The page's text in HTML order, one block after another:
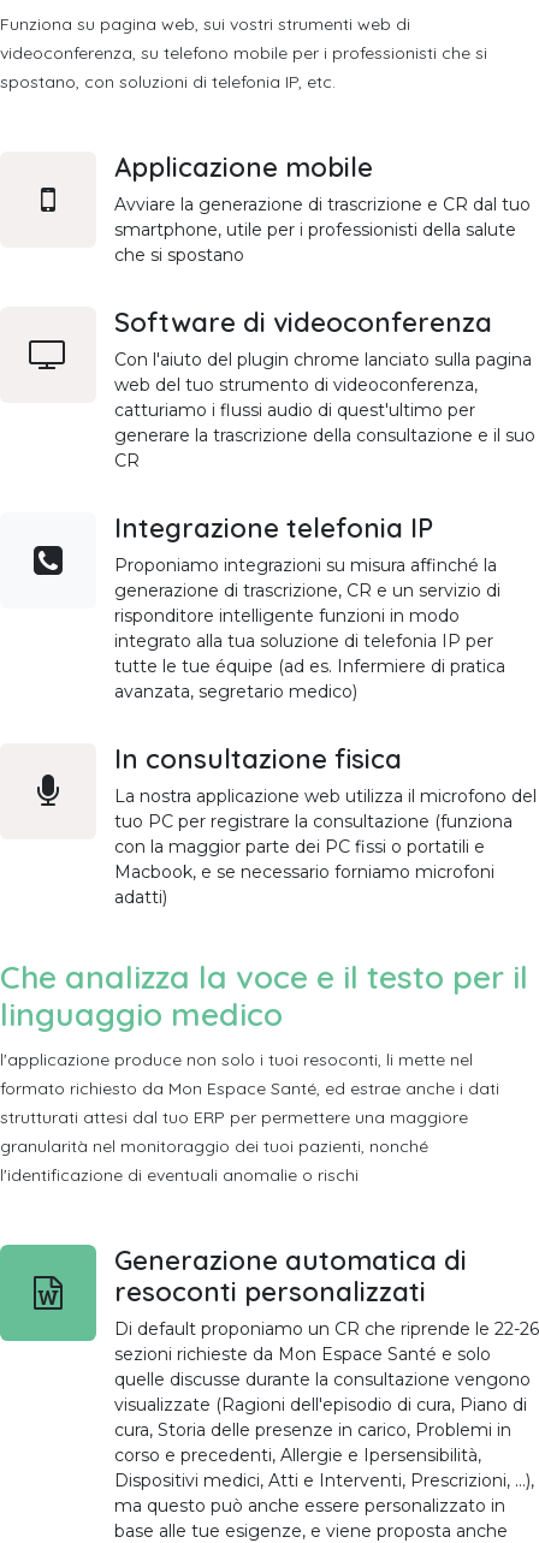
Funziona su pagina web, sui vostri strumenti web di
videoconferenza, su telefono mobile per i professionisti che si
spostano, con soluzioni di telefonia IP, etc.
Applicazione mobile
Avviare la generazione di trascrizione e CR dal tuo
smartphone, utile per i professionisti della salute
che si spostano
Software di videoconferenza
Con l'aiuto del plugin chrome lanciato sulla pagina
web del tuo strumento di videoconferenza,
catturiamo i flussi audio di quest'ultimo per
generare la trascrizione della consultazione e il suo
CR
Integrazione telefonia IP
Proponiamo integrazioni su misura affinché la
generazione di trascrizione, CR e un servizio di
risponditore intelligente funzioni in modo
integrato alla tua soluzione di telefonia IP per
tutte le tue équipe (ad es. Infermiere di pratica
avanzata, segretario medico)
In consultazione fisica
La nostra applicazione web utilizza il microfono del
tuo PC per registrare la consultazione (funziona
con la maggior parte dei PC fissi o portatili e
Macbook, e se necessario forniamo microfoni
adatti)
Che analizza la voce e il testo per il
linguaggio medico
l'applicazione produce non solo i tuoi resoconti, li mette nel
formato richiesto da Mon Espace Santé, ed estrae anche i dati
strutturati attesi dal tuo ERP per permettere una maggiore
granularità nel monitoraggio dei tuoi pazienti, nonché
l'identificazione di eventuali anomalie o rischi
Generazione automatica di
resoconti personalizzati
Di default proponiamo un CR che riprende le 22-26
sezioni richieste da Mon Espace Santé e solo
quelle discusse durante la consultazione vengono
visualizzate (Ragioni dell'episodio di cura, Piano di
cura, Storia delle presenze in carico, Problemi in
corso e precedenti, Allergie e Ipersensibilità,
Dispositivi medici, Atti e Interventi, Prescrizioni, ...),
ma questo può anche essere personalizzato in
base alle tue esigenze, e viene proposta anche